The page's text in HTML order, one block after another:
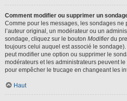
Comment modifier ou supprimer un
Comme pour les messages, les sondages ne
l’auteur original, un modérateur ou un
sondage, cliquez sur le bouton Modifierdu
toujours celui auquel est associé le sondage).
peut modifier une option ou supprimer le
modérateurs et les administrateurs peuvent
pour empêcher le trucage en changeant les
Haut